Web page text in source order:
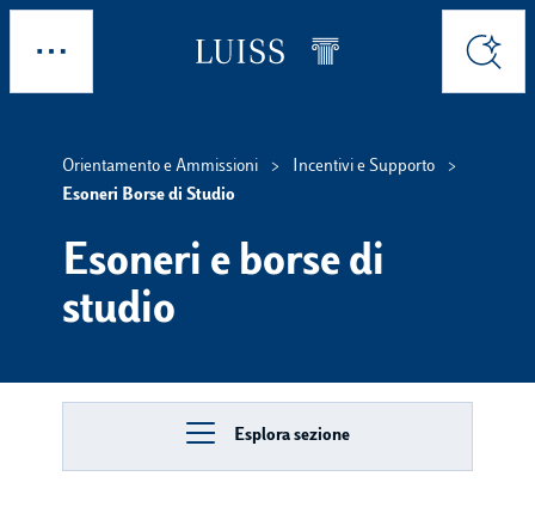
Skip to main content
Cerca
Orientamento e Ammissioni
Incentivi e Supporto
Esoneri Borse di Studio
Esoneri e borse di
studio
Esplora sezione